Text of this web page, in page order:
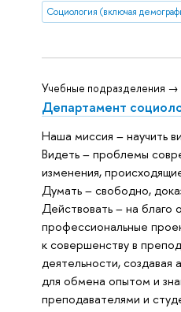
Учебные подразделения →
Департамент
Наша миссия – научить
Видеть – проблемы
изменения,
Думать – свободно,
Действовать – на благо
профессиональные
к совершенству в
деятельности, создавая
для обмена опытом и
преподавателями и